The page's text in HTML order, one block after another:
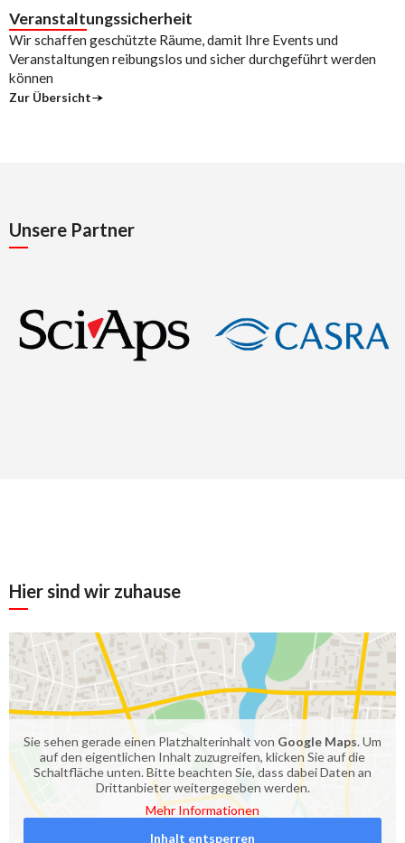
Veranstaltungssicherheit
Wir schaffen geschützte Räume, damit Ihre Events und
Veranstaltungen reibungslos und sicher durchgeführt werden
können
Zur Übersicht
Unsere Partner
Hier sind wir zuhause
Sie sehen gerade einen Platzhalterinhalt von Google Maps. Um
auf den eigentlichen Inhalt zuzugreifen, klicken Sie auf die
Schaltfläche unten. Bitte beachten Sie, dass dabei Daten an
Drittanbieter weitergegeben werden.
Mehr Informationen
Inhalt entsperren